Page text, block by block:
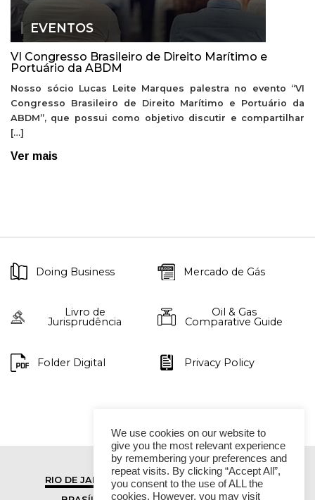
EVENTOS
VI Congresso Brasileiro de Direito Marítimo e
Portuário da ABDM
Nosso sócio Lucas Leite Marques palestra no evento “VI
Congresso Brasileiro de Direito Marítimo e Portuário da
ABDM”, que possui como objetivo discutir e compartilhar
[…]
Ver mais
Doing Business Mercado de Gás
Livro de
Jurisprudência
Oil & Gas
Comparative Guide
Folder Digital Privacy Policy
RIO DE JANEIRO
SÃO PAULO
We use cookies on our website to
give you the most relevant experience
by remembering your preferences and
repeat visits. By clicking “Accept All”,
you consent to the use of ALL the
cookies. However, you may visit